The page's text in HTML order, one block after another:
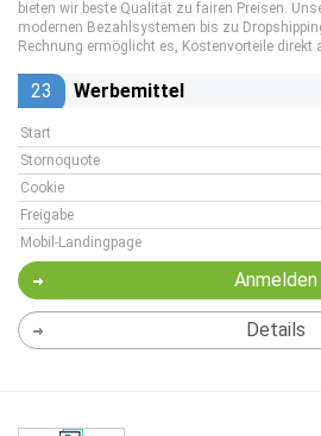
bieten wir beste Qualität zu fairen Preisen.
modernen Bezahlsystemen bis zu
Rechnung ermöglicht es, Kostenvorteile direkt
23 Werbemittel
Start
Stornoquote
Cookie
Freigabe
Mobil-Landingpage
Anmelden
Details